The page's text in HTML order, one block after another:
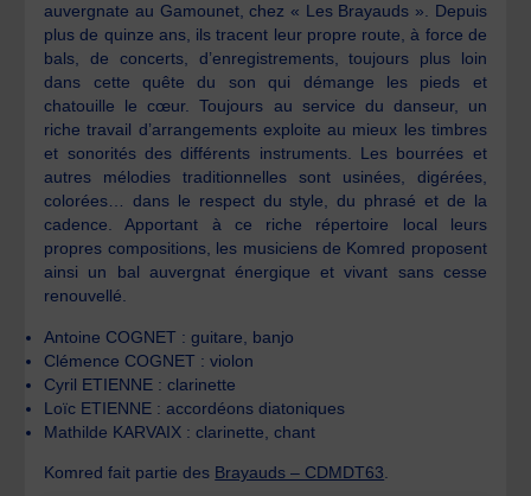
auvergnate au Gamounet, chez « Les Brayauds ». Depuis
plus de quinze ans, ils tracent leur propre route, à force de
bals, de concerts, d’enregistrements, toujours plus loin
dans cette quête du son qui démange les pieds et
chatouille le cœur. Toujours au service du danseur, un
riche travail d’arrangements exploite au mieux les timbres
et sonorités des différents instruments. Les bourrées et
autres mélodies traditionnelles sont usinées, digérées,
colorées… dans le respect du style, du phrasé et de la
cadence. Apportant à ce riche répertoire local leurs
propres compositions, les musiciens de Komred proposent
ainsi un bal auvergnat énergique et vivant sans cesse
renouvellé.
Antoine COGNET : guitare, banjo
Clémence COGNET : violon
Cyril ETIENNE : clarinette
Loïc ETIENNE : accordéons diatoniques
Mathilde KARVAIX : clarinette, chant
Komred fait partie des Brayauds – CDMDT63